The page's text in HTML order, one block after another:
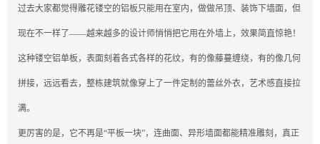
过去大家都觉得雕花镂空的铝板只能用在室内，做做吊顶、装饰下墙面，但
现在不一样了——越来越多的设计师悄悄把它用在外墙上，效果简直惊艳！
这种镂空铝单板，表面刻着各式各样的花纹，有的像藤蔓缠绕，有的像几何
拼接，远远看去，整栋建筑就像穿上了一件定制的蕾丝外衣，艺术感直接拉
满。
更厉害的是，它不再是“平板一块”，连曲面、异形墙面都能精准雕刻，真正